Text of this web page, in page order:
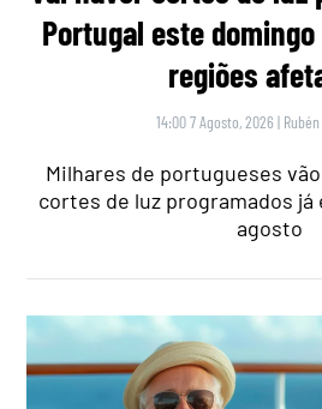
Portugal este
regiões
14:00 7 Agosto, 2026 |
Milhares de portugueses
cortes de luz programados
agosto